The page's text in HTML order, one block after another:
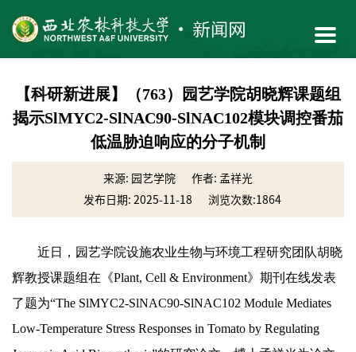
【科研新进展】（763）园艺学院胡晓辉课题组
揭示SlMYC2-SlNAC90-SlNAC102模块调控番茄
低温胁迫响应的分子机制
来源: 园艺学院
作者: 孟祥光
发布日期: 2025-11-18
浏览次数:1864
近日，园艺学院设施农业生物与环境工程研究团队胡晓
辉教授课题组在《Plant, Cell & Environment》期刊在线发表
了题为“The SlMYC2‐SlNAC90‐SlNAC102 Module Mediates
Low-Temperature Stress Responses in Tomato by Regulating